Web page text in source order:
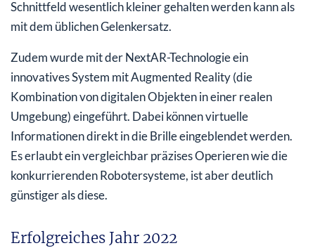
Schnittfeld wesentlich kleiner gehalten werden kann als
mit dem üblichen Gelenkersatz.
Zudem wurde mit der NextAR-Technologie ein
innovatives System mit Augmented Reality (die
Kombination von digitalen Objekten in einer realen
Umgebung) eingeführt. Dabei können virtuelle
Informationen direkt in die Brille eingeblendet werden.
Es erlaubt ein vergleichbar präzises Operieren wie die
konkurrierenden Robotersysteme, ist aber deutlich
günstiger als diese.
Erfolgreiches Jahr 2022